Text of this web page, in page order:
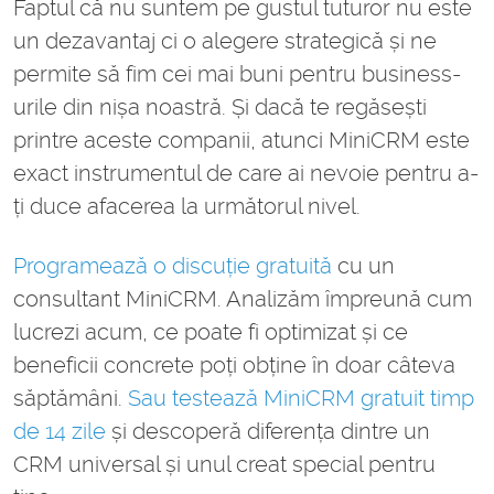
Faptul că nu suntem pe gustul tuturor nu este
un dezavantaj ci o alegere strategică și ne
permite să fim cei mai buni pentru business-
urile din nișa noastră. Și dacă te regăsești
printre aceste companii, atunci MiniCRM este
exact instrumentul de care ai nevoie pentru a-
ți duce afacerea la următorul nivel.
Programează o discuție gratuită cu un
consultant MiniCRM. Analizăm împreună cum
lucrezi acum, ce poate fi optimizat și ce
beneficii concrete poți obține în doar câteva
săptămâni. Sau testează MiniCRM gratuit timp
de 14 zile și descoperă diferența dintre un
CRM universal și unul creat special pentru